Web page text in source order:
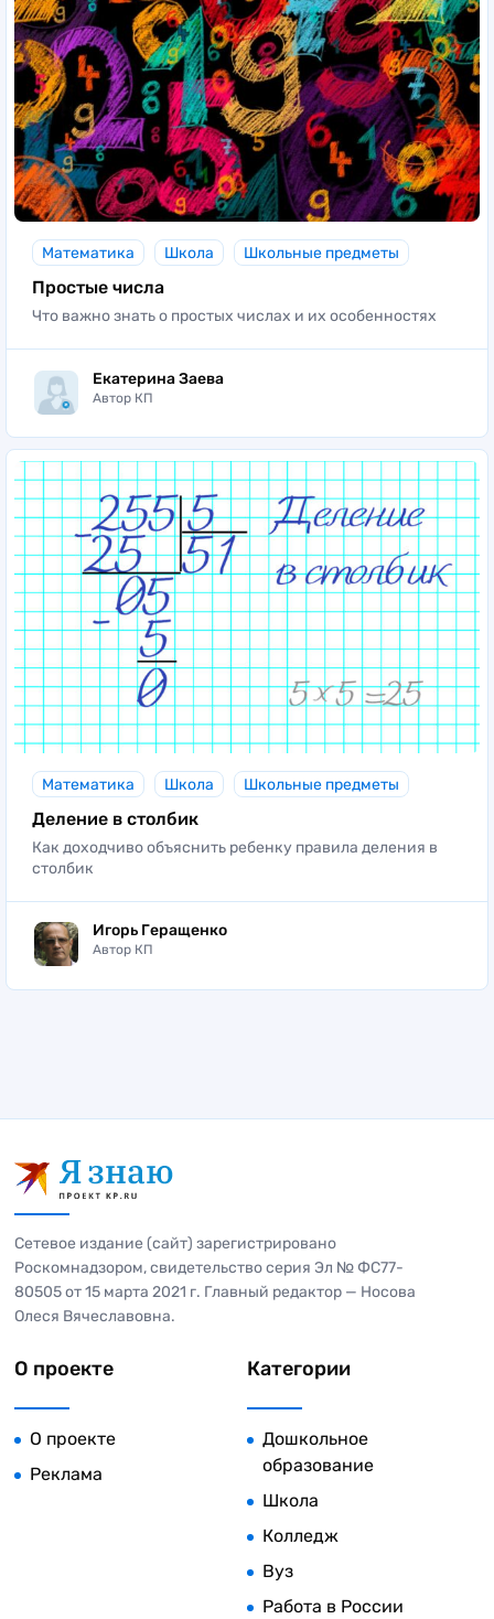
Математика Школа Школьные предметы
Простые числа
Что важно знать о простых числах и их особенностях
Екатерина Заева
Автор КП
Математика Школа Школьные предметы
Деление в столбик
Как доходчиво объяснить ребенку правила деления в
столбик
Игорь Геращенко
Автор КП
Сетевое издание (сайт) зарегистрировано
Роскомнадзором, свидетельство серия Эл № ФС77-
80505 от 15 марта 2021 г. Главный редактор — Носова
Олеся Вячеславовна.
О проекте
О проекте
Реклама
Категории
Дошкольное
образование
Школа
Колледж
Вуз
Работа в России